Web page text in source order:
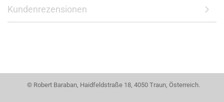
Kundenrezensionen
© Robert Baraban, Haidfeldstraße 18, 4050 Traun, Österreich.